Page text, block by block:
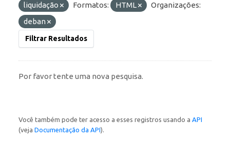
liquidação
Formatos: HTML
Organizações:
deban
Filtrar Resultados
Por favor tente uma nova pesquisa.
Você também pode ter acesso a esses registros usando a API
(veja Documentação da API).